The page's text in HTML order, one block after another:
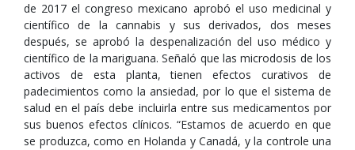
de 2017 el congreso mexicano aprobó el uso medicinal y
científico de la cannabis y sus derivados, dos meses
después, se aprobó la despenalización del uso médico y
científico de la mariguana. Señaló que las microdosis de los
activos de esta planta, tienen efectos curativos de
padecimientos como la ansiedad, por lo que el sistema de
salud en el país debe incluirla entre sus medicamentos por
sus buenos efectos clínicos. “Estamos de acuerdo en que
se produzca, como en Holanda y Canadá, y la controle una